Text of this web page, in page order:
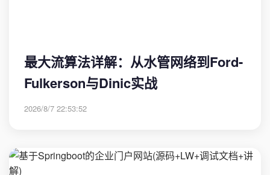
最大流算法详解：从水管网络到Ford-
Fulkerson与Dinic实战
2026/8/7 22:53:52